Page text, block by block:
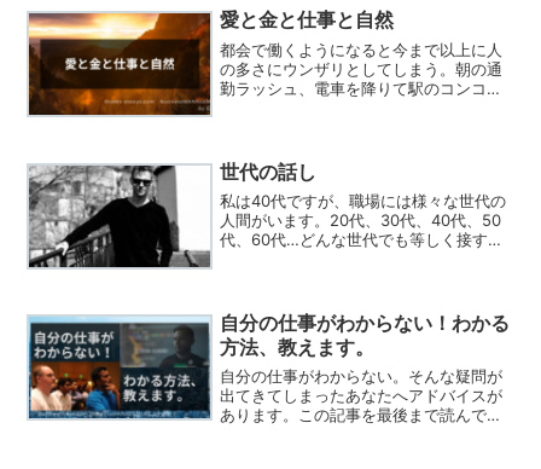
メの腕時計について記載しています。最
後まで読んで是非参考にしてみて下さ
い。
愛と金と仕事と自然
都会で働くようになると今まで以上に人
の多さにウンザリとしてしまう。朝の通
勤ラッシュ、電車を降りて駅のコンコー
種で仕事をして、私と同じ...
世代の話し
私は40代ですが、職場には様々な世代の
人間がいます。20代、30代、40代、50
代、60代…どんな世代でも等しく接する
があります...
自分の仕事がわからない！わかる
方法、教えます。
自分の仕事がわからない。そんな疑問が
出てきてしまったあなたへアドバイスが
あります。この記事を最後まで読んで頂